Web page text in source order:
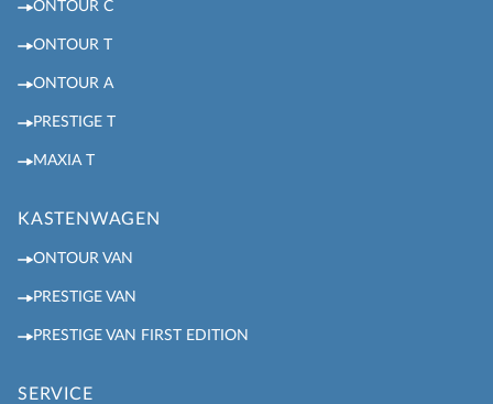
ONTOUR C
ONTOUR T
ONTOUR A
PRESTIGE T
MAXIA T
KASTENWAGEN
ONTOUR VAN
PRESTIGE VAN
PRESTIGE VAN FIRST EDITION
SERVICE